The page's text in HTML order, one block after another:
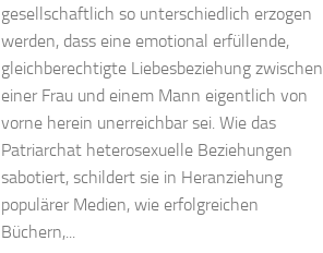
gesellschaftlich so unterschiedlich erzogen
werden, dass eine emotional erfüllende,
gleichberechtigte Liebesbeziehung zwischen
einer Frau und einem Mann eigentlich von
vorne herein unerreichbar sei. Wie das
Patriarchat heterosexuelle Beziehungen
sabotiert, schildert sie in Heranziehung
populärer Medien, wie erfolgreichen
Büchern,...